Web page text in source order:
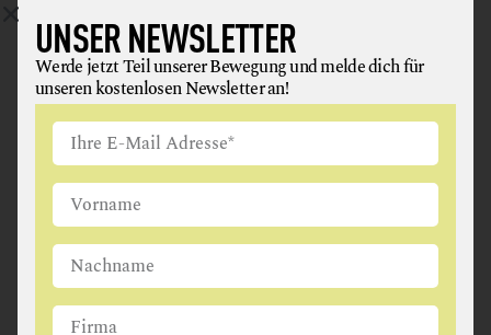
FORELLE MIT PILZ-XO-SAUCE
Mit diesem Rezept gelingt der zarte Fisch
garantiert und bleibt nicht am Rost kleben. Am
besten mit Bio-Zutaten und Liebe.
weiterlesen
UNSER NEWSLETTER
Werde jetzt Teil unserer Bewegung und melde dich für
unseren kostenlosen Newsletter an!